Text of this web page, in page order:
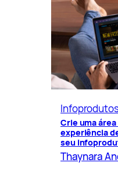
Crie uma
experiência
seu
Thaynara